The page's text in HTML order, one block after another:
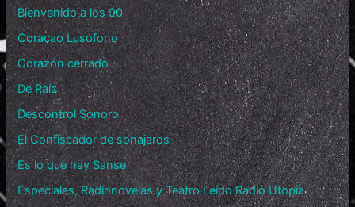
Bienvenido a los 90
Coraçao Lusófono
Corazón cerrado
De Raíz
Descontrol Sonoro
El Confiscador de sonajeros
Es lo que hay Sanse
Especiales, Radionovelas y Teatro Leído Radio Utopía